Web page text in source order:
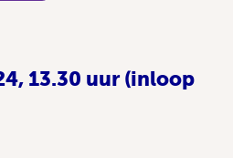
13.30 uur (inloop